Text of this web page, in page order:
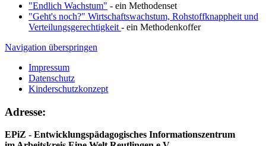
"Endlich Wachstum" - ein Methodenset
"Geht's noch?" Wirtschaftswachstum, Rohstoffknappheit und
Verteilungsgerechtigkeit - ein Methodenkoffer
Navigation überspringen
Impressum
Datenschutz
Kinderschutzkonzept
Adresse:
EPiZ - Entwicklungspädagogisches Informationszentrum